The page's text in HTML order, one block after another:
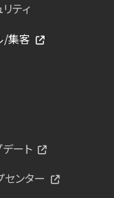
ティ
/集客
ート
センター